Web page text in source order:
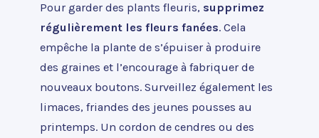
Pour garder des plants fleuris, supprimez
régulièrement les fleurs fanées. Cela
empêche la plante de s’épuiser à produire
des graines et l’encourage à fabriquer de
nouveaux boutons. Surveillez également les
limaces, friandes des jeunes pousses au
printemps. Un cordon de cendres ou des